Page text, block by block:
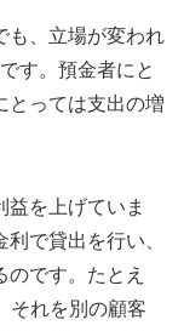
も、立場が変われ
す。預金者にと
とっては支出の増
益を上げていま
で貸出を行い、
です。たとえ
それを別の顧客